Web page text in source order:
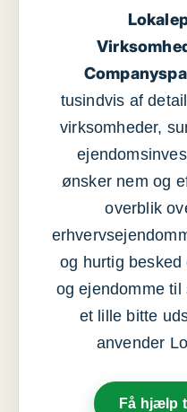
tusindvis af
virksomheder,
ønsker nem og
overblik
og hurtig
og ejendomme
et lille bitte
anvender
Få hjælp